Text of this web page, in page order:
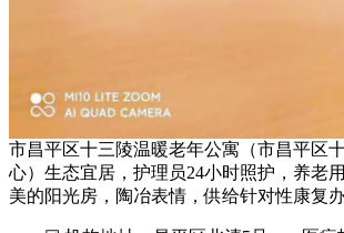
市昌平区十三陵温暖老年公寓（市昌平区
心）生态宜居，护理员24小时照护，养老
美的阳光房，陶冶表情，供给针对性康复办